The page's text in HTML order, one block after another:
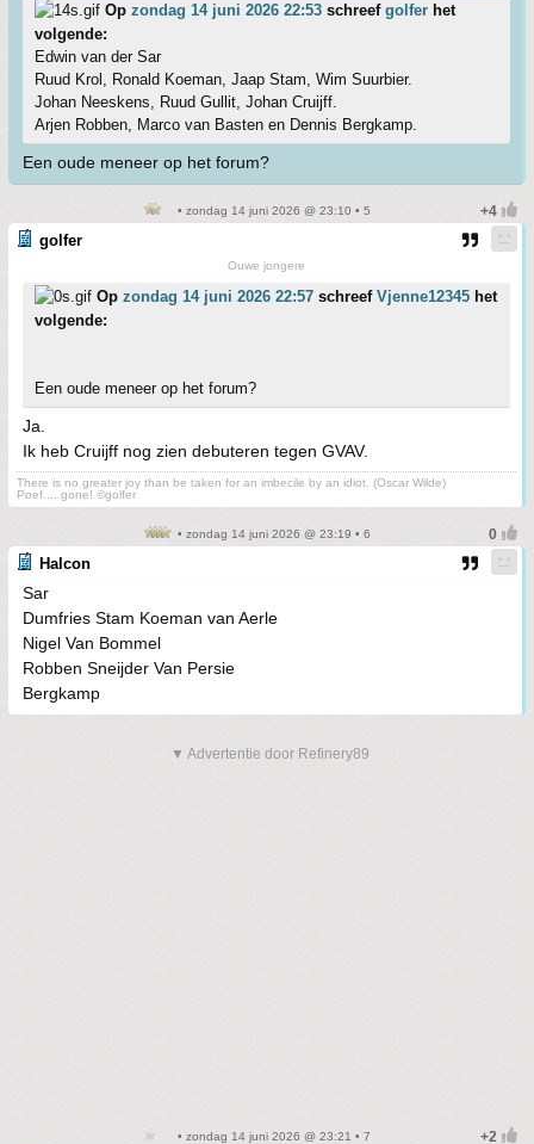
Op zondag 14 juni 2026 22:53 schreef golfer het
volgende:
Edwin van der Sar
Ruud Krol, Ronald Koeman, Jaap Stam, Wim Suurbier.
Johan Neeskens, Ruud Gullit, Johan Cruijff.
Arjen Robben, Marco van Basten en Dennis Bergkamp.
Een oude meneer op het forum?
• zondag 14 juni 2026 @ 23:10 • 5
golfer
Ouwe jongere
Op zondag 14 juni 2026 22:57 schreef Vjenne12345 het
volgende:
Een oude meneer op het forum?
Ja.
Ik heb Cruijff nog zien debuteren tegen GVAV.
There is no greater joy than be taken for an imbecile by an idiot. (Oscar Wilde)
Poef.....gone! ©golfer
• zondag 14 juni 2026 @ 23:19 • 6
Halcon
Sar
Dumfries Stam Koeman van Aerle
Nigel Van Bommel
Robben Sneijder Van Persie
Bergkamp
▼ Advertentie door Refinery89
• zondag 14 juni 2026 @ 23:21 • 7